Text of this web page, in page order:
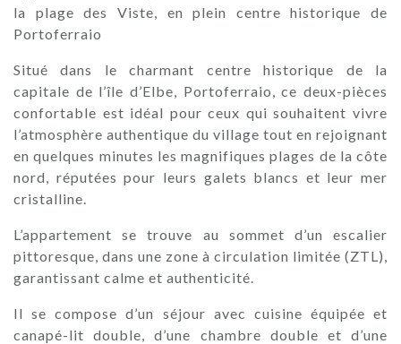
la plage des Viste, en plein centre historique de
Portoferraio
Situé dans le charmant centre historique de la
capitale de l’île d’Elbe, Portoferraio, ce deux-pièces
confortable est idéal pour ceux qui souhaitent vivre
l’atmosphère authentique du village tout en rejoignant
en quelques minutes les magnifiques plages de la côte
nord, réputées pour leurs galets blancs et leur mer
cristalline.
L’appartement se trouve au sommet d’un escalier
pittoresque, dans une zone à circulation limitée (ZTL),
garantissant calme et authenticité.
Il se compose d’un séjour avec cuisine équipée et
canapé-lit double, d’une chambre double et d’une